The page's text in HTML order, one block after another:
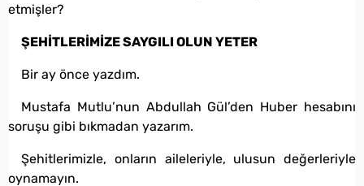
etmişler?
ŞEHİTLERİMİZE SAYGILI OLUN YETER
Bir ay önce yazdım.
Mustafa Mutlu’nun Abdullah Gül’den Huber hesabını
soruşu gibi bıkmadan yazarım.
Şehitlerimizle, onların aileleriyle, ulusun değerleriyle
oynamayın.